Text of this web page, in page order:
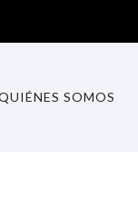
SOMOS